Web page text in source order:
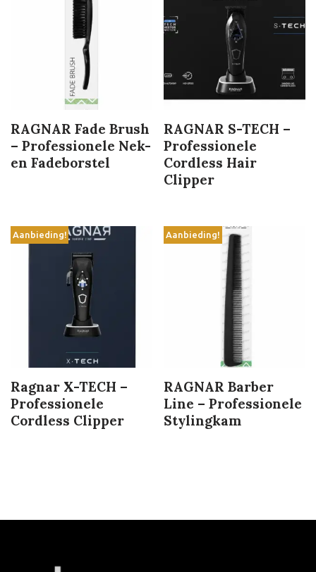
RAGNAR Fade Brush
– Professionele Nek-
en Fadeborstel
RAGNAR S-TECH –
Professionele
Cordless Hair
Clipper
Aanbieding!
Ragnar X-TECH –
Professionele
Cordless Clipper
Aanbieding!
RAGNAR Barber
Line – Professionele
Stylingkam